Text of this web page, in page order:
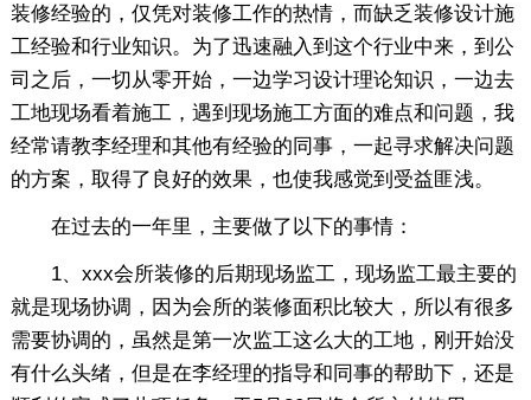
装修经验的，仅凭对装修工作的热情，而缺乏装修设计施
工经验和行业知识。为了迅速融入到这个行业中来，到公
司之后，一切从零开始，一边学习设计理论知识，一边去
工地现场看着施工，遇到现场施工方面的难点和问题，我
经常请教李经理和其他有经验的同事，一起寻求解决问题
的方案，取得了良好的效果，也使我感觉到受益匪浅。
在过去的一年里，主要做了以下的事情：
1、xxx会所装修的后期现场监工，现场监工最主要的
就是现场协调，因为会所的装修面积比较大，所以有很多
需要协调的，虽然是第一次监工这么大的工地，刚开始没
有什么头绪，但是在李经理的指导和同事的帮助下，还是